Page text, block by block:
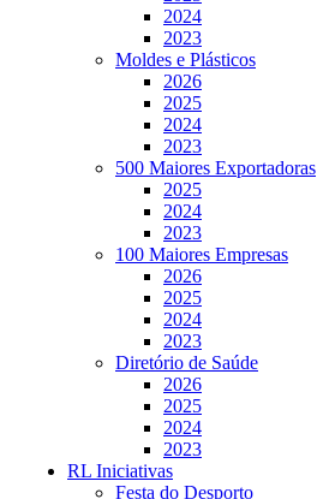
2024
2023
Moldes e Plásticos
2026
2025
2024
2023
500 Maiores Exportadoras
2025
2024
2023
100 Maiores Empresas
2026
2025
2024
2023
Diretório de Saúde
2026
2025
2024
2023
RL Iniciativas
Festa do Desporto